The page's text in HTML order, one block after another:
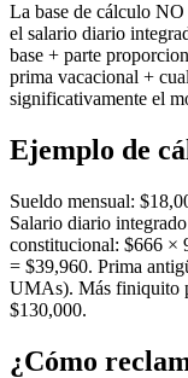
La base de cálculo NO
el salario diario
base + parte
prima vacacional +
significativamente el
Ejemplo de
Sueldo mensual:
Salario diario
constitucional: $666 ×
= $39,960. Prima
UMAs). Más finiquito
$130,000.
¿Cómo